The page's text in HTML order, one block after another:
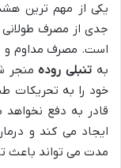
یکی از مهم ترین
است. مصرف مداوم و
به تنبلی رودهمنجر
خود را به تحریکات
قادر به دفع
ایجاد می کند و
مدت می تواند باعث